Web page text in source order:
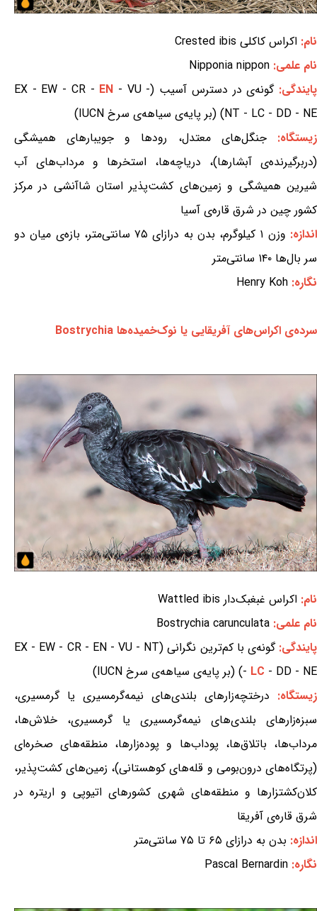
نام: اکراس کاکلی Crested ibis
نام علمی: Nipponia nippon
پایندگی:گونه‌ی در دسترس آسیب (EX - EW - CR - EN - VU -
NT - LC - DD - NE) (بر پایه‌ی سیاهه‌ی سرخ IUCN)
زیستگاه:جنگل‌های معتدل، رودها و جویبارهای همیشگی
(دربرگیرنده‌ی آبشارها)، دریاچه‌ها، استخرها و مرداب‌های آب
شیرین همیشگی و زمین‌های کشت‌پذیر استان شاآنشی در مرکز
کشور چین در شرق قاره‌ی آسیا
اندازه:
وزن ۱ کیلوگرم، بدن به درازای ۷۵ سانتی‌متر، بازه‌ی میان دو
سر بال‌ها ۱۴۰ سانتی‌متر
نگاره: Henry Koh
سرده‌ی اکراس‌های آفریقایی یا نوک‌خمیده‌ها Bostrychia
نام: اکراس غبغبک‌دار Wattled ibis
نام علمی: Bostrychia carunculata
پایندگی:
گونه‌ی با کم‌ترین نگرانی (EX - EW - CR - EN - VU - NT
- LC - DD - NE) (بر پایه‌ی سیاهه‌ی سرخ IUCN)
زیستگاه: درختچه‌زارهای بلندی‌های نیمه‌گرمسیری یا گرمسیری،
سبزه‌زارهای بلندی‌های نیمه‌گرمسیری یا گرمسیری، خلاش‌ها،
مرداب‌ها، باتلاق‌ها، پوداب‌ها و پوده‌زارها، منطقه‌های صخره‌ای
(پرتگاه‌های درون‌بومی و قله‌های کوهستانی)، زمین‌های کشت‌پذیر،
کلان‌کشتزارها و منطقه‌های شهری کشورهای اتیوپی و اریتره در
شرق قاره‌ی آفریقا
اندازه: بدن به درازای ۶۵ تا ۷۵ سانتی‌متر
نگاره: Pascal Bernardin